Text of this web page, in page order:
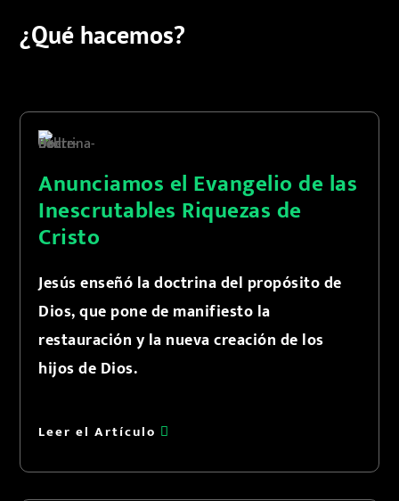
¿Qué hacemos?
Anunciamos el Evangelio de las
Inescrutables Riquezas de
Cristo
Jesús enseñó la doctrina del propósito de
Dios, que pone de manifiesto la
restauración y la nueva creación de los
hijos de Dios.
Leer el Artículo